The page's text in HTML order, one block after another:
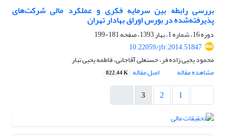
بررسی رابطه بین سرمایه فکری و عملکرد مالی شرکت‌‏‏های
پذیرفته‌‏‏شده در بورس اوراق بهادار تهران
دوره 16، شماره 1، بهار 1393، صفحه
181-199
10.22059/jfr.2014.51847
محمود یحیی زاده فر، حسنعلی آقاجانی، فاطمه یحیی تبار
مشاهده مقاله
اصل مقاله 822.44 K
1
2
3